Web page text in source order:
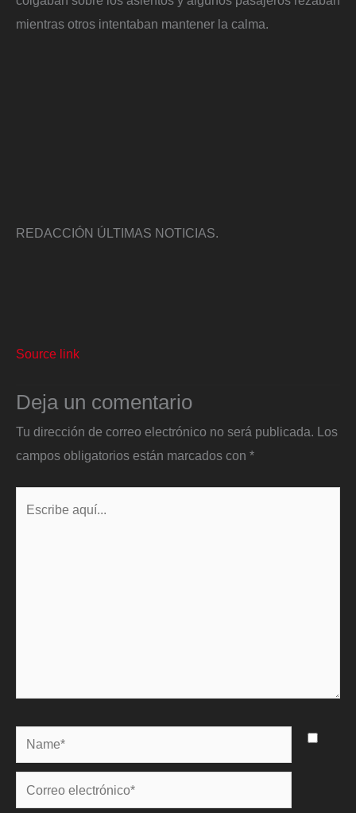
mientras otros intentaban mantener la calma.
REDACCIÓN ÚLTIMAS NOTICIAS.
Source link
Deja un comentario
Tu dirección de correo electrónico no será publicada. Los
campos obligatorios están marcados con *
Name*
Correo
electrónico*